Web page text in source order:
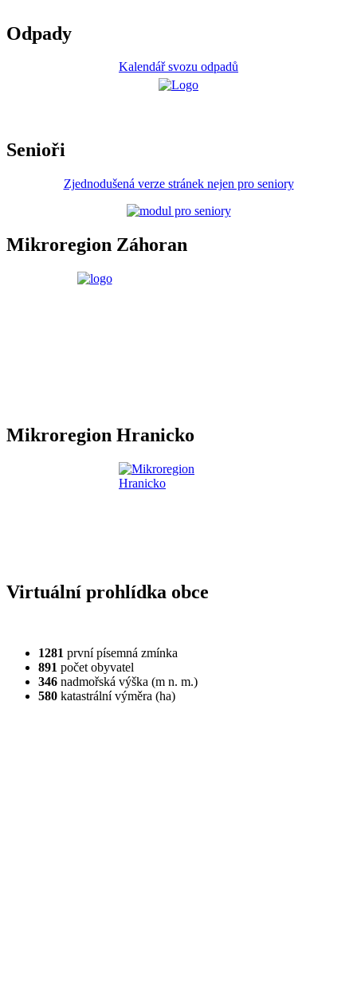
Odpady
Kalendář svozu odpadů
Senioři
Zjednodušená verze stránek nejen pro seniory
Mikroregion Záhoran
Mikroregion Hranicko
Virtuální prohlídka obce
1281 první písemná zmínka
891 počet obyvatel
346 nadmořská výška (m n. m.)
580 katastrální výměra (ha)